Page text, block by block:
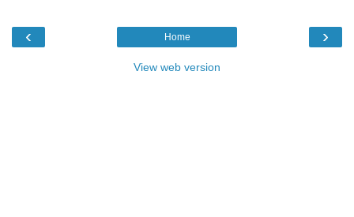
‹ ›
Home
View web version